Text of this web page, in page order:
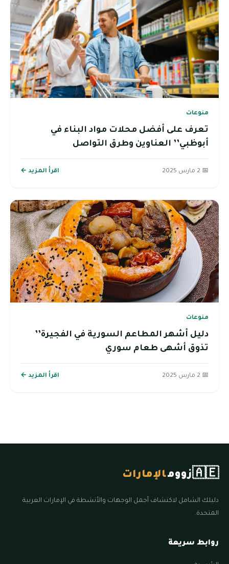
منوعات
تعرف على أفضل محلات مواد البناء في
أبوظبي’’ العناوين وطرق التواصل
📅 2 مارس 2025 اقرأ المزيد ←
منوعات
دليل أشهر المطاعم السورية في الفجيرة’’
تذوق أشهى طعام سوري
📅 2 مارس 2025 اقرأ المزيد ←
🇦🇪زوومالإمارات
دليلك الشامل لاكتشاف أجمل الوجهات والأنشطة في الإمارات العربية
المتحدة.
روابط سريعة